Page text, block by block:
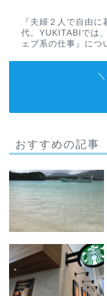
『夫婦２人で自由
代。YUKITABIでは
ェブ系の仕事』につ
おすすめの記事